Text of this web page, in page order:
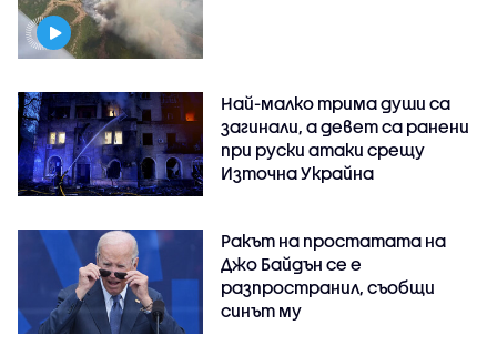
Най-малко трима души са
загинали, а девет са ранени
при руски атаки срещу
Източна Украйна
Ракът на простатата на
Джо Байдън се е
разпространил, съобщи
синът му